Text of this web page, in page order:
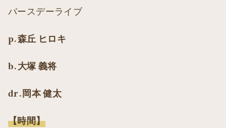
バースデーライブ
p.森丘 ヒロキ
b.大塚 義将
dr.岡本 健太
【時間】